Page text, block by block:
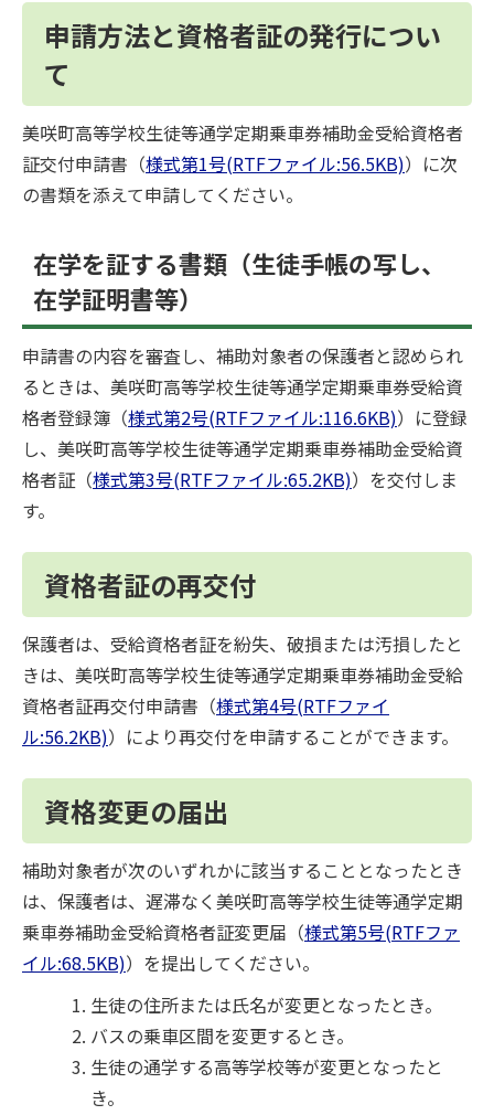
申請方法と資格者証の発行につい
て
美咲町高等学校生徒等通学定期乗車券補助金受給資格者
証交付申請書（様式第1号(RTFファイル:56.5KB)）に次
の書類を添えて申請してください。
在学を証する書類（生徒手帳の写し、
在学証明書等）
申請書の内容を審査し、補助対象者の保護者と認められ
るときは、美咲町高等学校生徒等通学定期乗車券受給資
格者登録簿（様式第2号(RTFファイル:116.6KB)）に登録
し、美咲町高等学校生徒等通学定期乗車券補助金受給資
格者証（様式第3号(RTFファイル:65.2KB)）を交付しま
す。
資格者証の再交付
保護者は、受給資格者証を紛失、破損または汚損したと
きは、美咲町高等学校生徒等通学定期乗車券補助金受給
資格者証再交付申請書（様式第4号(RTFファイ
ル:56.2KB)）により再交付を申請することができます。
資格変更の届出
補助対象者が次のいずれかに該当することとなったとき
は、保護者は、遅滞なく美咲町高等学校生徒等通学定期
乗車券補助金受給資格者証変更届（様式第5号(RTFファ
イル:68.5KB)）を提出してください。
生徒の住所または氏名が変更となったとき。
バスの乗車区間を変更するとき。
生徒の通学する高等学校等が変更となったと
き。